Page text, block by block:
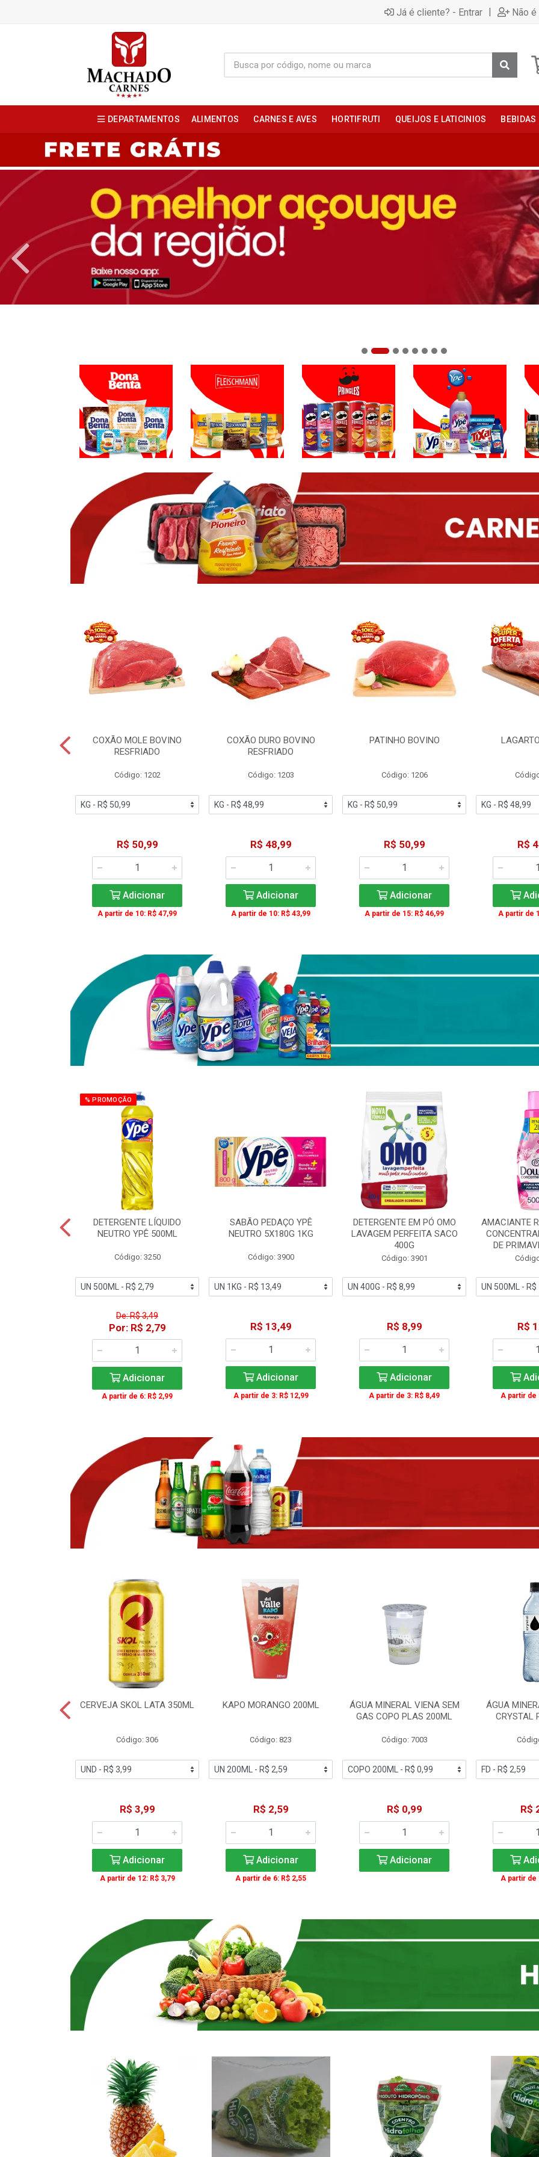
Já é cliente? - Entrar | Não
DEPARTAMENTOS ALIMENTOS CARNES E AVES HORTIFRUTI QUEIJOS E LATICINIOS BEBIDAS
COXÃO MOLE BOVINO
RESFRIADO
Código: 1202
R$ 50,99
Adicionar
A partir de 10: R$ 47,99
COXÃO DURO BOVINO
RESFRIADO
Código: 1203
R$ 48,99
Adicionar
A partir de 10: R$ 43,99
PATINHO BOVINO
Código: 1206
R$ 50,99
Adicionar
A partir de 15: R$ 46,99
R$
A partir de
% PROMOÇÃO
DETERGENTE LÍQUIDO
NEUTRO YPÊ 500ML
Código: 3250
De: R$ 3,49
Por: R$ 2,79
Adicionar
A partir de 6: R$ 2,99
SABÃO PEDAÇO YPÊ
NEUTRO 5X180G 1KG
Código: 3900
R$ 13,49
Adicionar
A partir de 3: R$ 12,99
DETERGENTE EM PÓ OMO
LAVAGEM PERFEITA SACO
400G
Código: 3901
R$ 8,99
Adicionar
A partir de 3: R$ 8,49
AMACIANTE
DE
R$
A partir de
CERVEJA SKOL LATA 350ML
Código: 306
R$ 3,99
Adicionar
A partir de 12: R$ 3,79
KAPO MORANGO 200ML
Código: 823
R$ 2,59
Adicionar
A partir de 6: R$ 2,55
ÁGUA MINERAL VIENA SEM
GAS COPO PLAS 200ML
Código: 7003
R$ 0,99
Adicionar
ÁGUA
CRYSTAL
R$
A partir de